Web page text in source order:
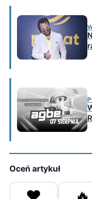
Oceń artykuł